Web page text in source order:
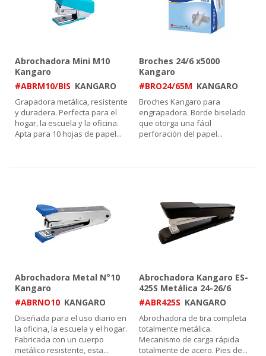
Abrochadora Mini M10
Kangaro
#ABRM10/BIS KANGARO
Grapadora metálica, resistente
y duradera. Perfecta para el
hogar, la escuela y la oficina.
Apta para 10 hojas de papel...
Broches 24/6 x5000
Kangaro
#BRO24/65M KANGARO
Broches Kangaro para
engrapadora. Borde biselado
que otorga una fácil
perforación del papel...
Abrochadora Metal N°10
Kangaro
#ABRNO10 KANGARO
Diseñada para el uso diario en
la oficina, la escuela y el hogar.
Fabricada con un cuerpo
metálico resistente, esta...
Abrochadora Kangaro ES-
425S Metálica 24-26/6
#ABR425S KANGARO
Abrochadora de tira completa
totalmente metálica.
Mecanismo de carga rápida
totalmente de acero. Pies de...